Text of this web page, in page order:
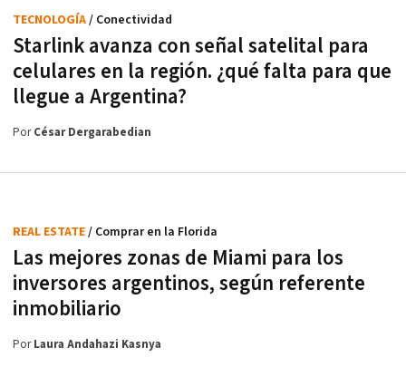
Starlink avanza con señal satelital para
celulares en la región. ¿qué falta para que
llegue a Argentina?
TECNOLOGÍA/ Conectividad
PorCésar Dergarabedian
Las mejores zonas de Miami para los
inversores argentinos, según referente
inmobiliario
REAL ESTATE/ Comprar en la Florida
PorLaura Andahazi Kasnya